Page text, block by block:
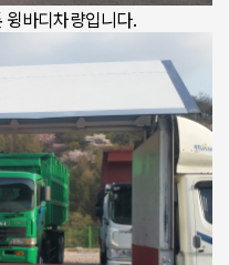
바디차량입니다.